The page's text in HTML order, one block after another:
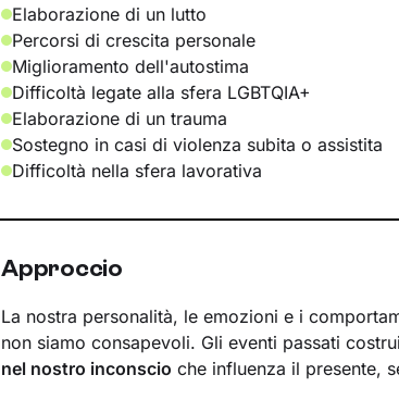
Elaborazione di un lutto
Percorsi di crescita personale
Miglioramento dell'autostima
Difficoltà legate alla sfera LGBTQIA+
Elaborazione di un trauma
Sostegno in casi di violenza subita o assistita
Difficoltà nella sfera lavorativa
Approccio
La nostra personalità, le emozioni e i
non siamo consapevoli. Gli eventi passati
nel nostro inconscio che influenza il presente,